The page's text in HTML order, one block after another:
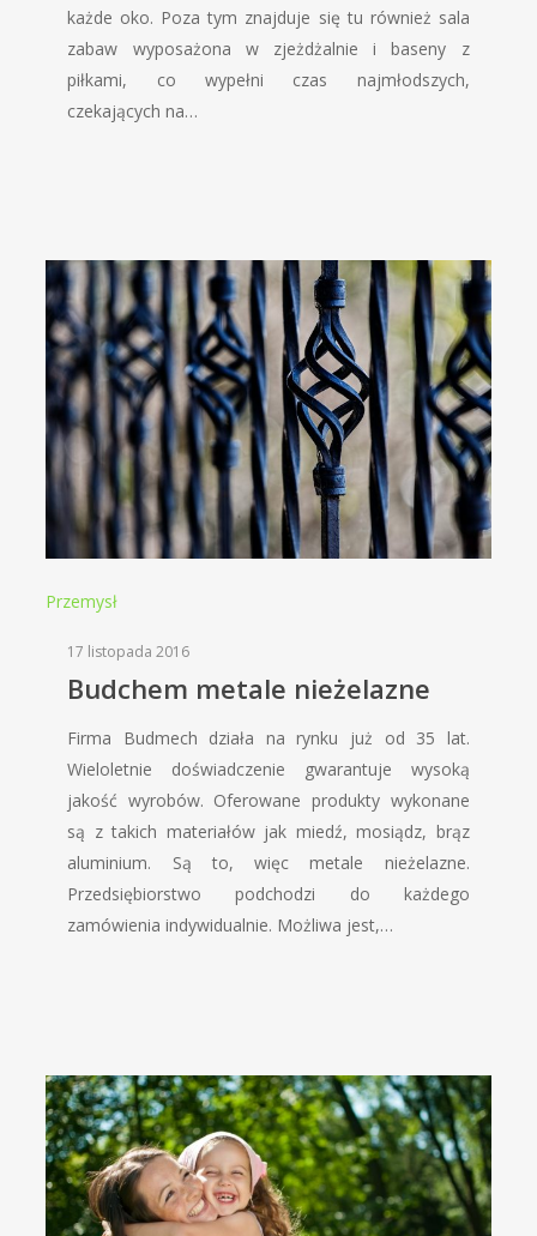
każde oko. Poza tym znajduje się tu również sala
zabaw wyposażona w zjeżdżalnie i baseny z
piłkami, co wypełni czas najmłodszych,
czekających na…
Przemysł
17 listopada 2016
Budchem metale nieżelazne
Firma Budmech działa na rynku już od 35 lat.
Wieloletnie doświadczenie gwarantuje wysoką
jakość wyrobów. Oferowane produkty wykonane
są z takich materiałów jak miedź, mosiądz, brąz
aluminium. Są to, więc metale nieżelazne.
Przedsiębiorstwo podchodzi do każdego
zamówienia indywidualnie. Możliwa jest,…